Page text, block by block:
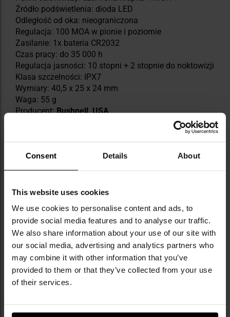
Consent Details About
This website uses cookies
We use cookies to personalise content and ads, to
provide social media features and to analyse our traffic.
We also share information about your use of our site with
our social media, advertising and analytics partners who
may combine it with other information that you’ve
provided to them or that they’ve collected from your use
of their services.
Źródło podświetlenia: dioda LED
Odległość od oka: nieograniczona
Regulacja: 100 MOA w pionie i poziomie
Zasilanie: 1x bateria CR2032
Czas pracy: do 35 000 h
Regulacja jasności: 10 stopni + 2 stopnie do noktowizji
Klasa szczelności: IPX7
Wymiary: 40,5 x 25 x 24 mm
Waga: 55 g
Producent:Bushnell, USA
Militaria.pl jest wyłącznym dystrybutorem
marki Bushnell w Polsce.
Bushnell to ikona światowej optyki sportowej,
której początki sięgają 1948 roku. Marka
nieustannie wyznacza standardy w produkcji